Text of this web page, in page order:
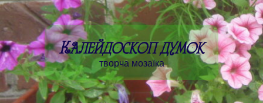
Пропустити
контент
Калейдоскоп думок
творча мозаїка